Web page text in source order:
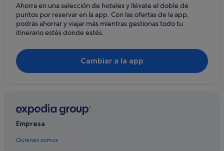
Vâlcea
Ahorra en una selección de hoteles y llévate el doble de
puntos por reservar en la app. Con las ofertas de la app,
podrás ahorrar y viajar más mientras gestionas todo tu
itinerario estés donde estés.
Cambiar a la app
Empresa
Quiénes somos